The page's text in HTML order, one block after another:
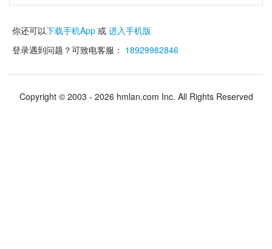
你还可以下载手机App 或 进入手机版
登录遇到问题？可致电客服： 18929982846
Copyright © 2003 - 2026 hmlan.com Inc. All Rights Reserved